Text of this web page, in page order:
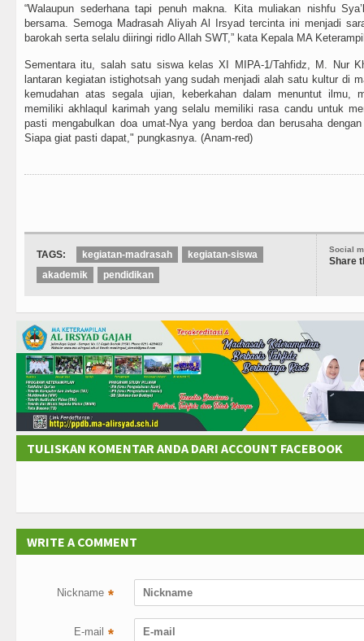
“Walaupun sederhana tapi penuh makna. Kita muliakan nishfu
bersama. Semoga Madrasah Aliyah Al Irsyad tercinta ini menjadi
barokah serta selalu diiringi ridlo Allah SWT,” kata Kepala MA
Sementara itu, salah satu siswa kelas XI MIPA-1/Tahfidz, M. Nur
lantaran kegiatan istighotsah yang sudah menjadi alah satu kultur di
kemudahan atas segala ujian, keberkahan dalam menuntut ilmu,
memiliki akhlaqul karimah yang selalu memiliki rasa candu untuk
pasti mengabulkan doa umat-Nya yang berdoa dan berusaha
Siapa giat pasti dapat," pungkasnya. (Anam-red)
Social
Share
TAGS: kegiatan-madrasah
kegiatan-siswa
akademik
pendidikan
TULISKAN KOMENTAR ANDA DARI ACCOUNT FACEBOOK
WRITE A COMMENT
Nickname *
E-mail *